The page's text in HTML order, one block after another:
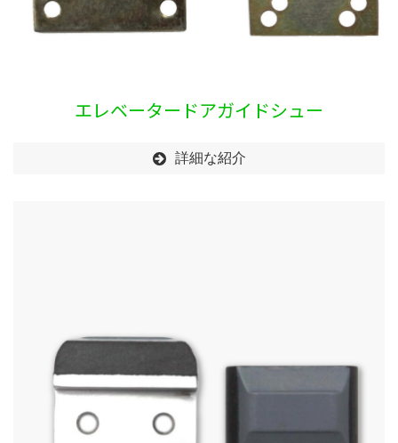
エレベータードアガイドシュー
詳細な紹介